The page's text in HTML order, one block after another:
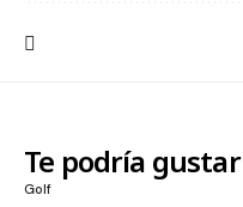
Te podría gustar
Golf